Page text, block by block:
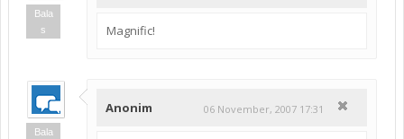
Bala
s
Magnific!
Bala
Anonim 06 November, 2007 17:31